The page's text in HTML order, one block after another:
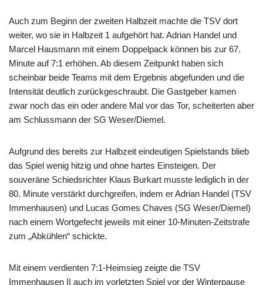
Auch zum Beginn der zweiten Halbzeit machte die TSV dort
weiter, wo sie in Halbzeit 1 aufgehört hat. Adrian Handel und
Marcel Hausmann mit einem Doppelpack können bis zur 67.
Minute auf 7:1 erhöhen. Ab diesem Zeitpunkt haben sich
scheinbar beide Teams mit dem Ergebnis abgefunden und die
Intensität deutlich zurückgeschraubt. Die Gastgeber kamen
zwar noch das ein oder andere Mal vor das Tor, scheiterten aber
am Schlussmann der SG Weser/Diemel.
Aufgrund des bereits zur Halbzeit eindeutigen Spielstands blieb
das Spiel wenig hitzig und ohne hartes Einsteigen. Der
souveräne Schiedsrichter Klaus Burkart musste lediglich in der
80. Minute verstärkt durchgreifen, indem er Adrian Handel (TSV
Immenhausen) und Lucas Gomes Chaves (SG Weser/Diemel)
nach einem Wortgefecht jeweils mit einer 10-Minuten-Zeitstrafe
zum „Abkühlen“ schickte.
Mit einem verdienten 7:1-Heimsieg zeigte die TSV
Immenhausen II auch im vorletzten Spiel vor der Winterpause